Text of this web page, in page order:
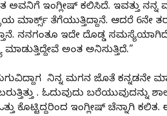
ಅವನಿಗೆ ಇಂಗ್ಲೀಷ್ ಕಲಿಸಿದೆ. ಇವತ್ತು ನನ್ನ
ಮಾರ್ಕ್ಸ್ ತೆಗೆಯುತ್ತಿದ್ದಾನೆ. ಆದರೆ 6ನೇ
ನನಗಂತೂ ಇದೇ ದೊಡ್ಡ
ಮಾಡುತ್ತಿದ್ದೇವೆ ಅಂತ ಅನಿಸುತ್ತಿದೆ.”
ನಿನ್ನ ಮಗನ ಜೊತೆ ಕನ್ನಡನೇ
. ಓದುವುದು ಬರೆಯುವುದನ್ನು
ಕೊಟ್ಟಿದ್ದರಿಂದ ಇಂಗ್ಲೀಷ್ ಚೆನ್ನಾಗಿ